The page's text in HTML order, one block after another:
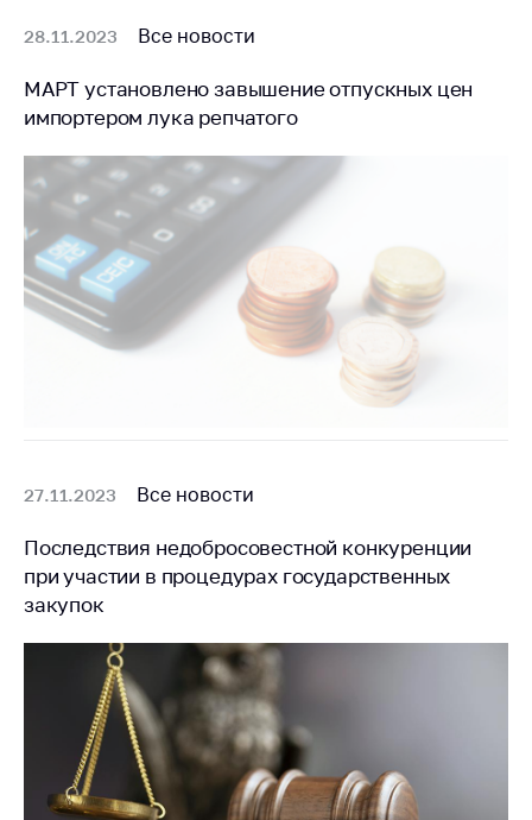
28.11.2023 Все новости
МАРТ установлено завышение отпускных цен
импортером лука репчатого
27.11.2023 Все новости
Последствия недобросовестной конкуренции
при участии в процедурах государственных
закупок